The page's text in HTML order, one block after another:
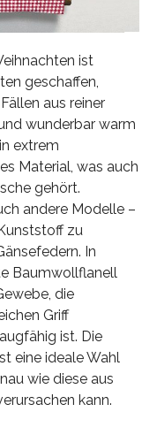
ist
geschaffen,
aus reiner
wunderbar warm
extrem
Material, was auch
gehört.
andere Modelle –
zu
In
Baumwollflanell
die
Griff
ist. Die
eine ideale Wahl
wie diese aus
kann.